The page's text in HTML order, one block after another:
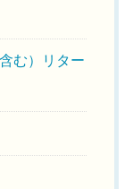
む）リター